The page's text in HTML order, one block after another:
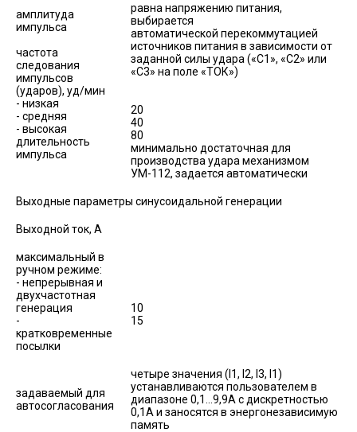
амплитуда
импульса
частота
следования
импульсов
(ударов), уд/мин
- низкая
- средняя
- высокая
длительность
импульса
равна напряжению питания,
выбирается
автоматической перекоммутацией
источников питания в зависимости от
заданной силы удара («С1», «С2» или
«С3» на поле «ТОК»)
20
40
80
минимально достаточная для
производства удара механизмом
УМ-112, задается автоматически
Выходные параметры синусоидальной генерации
Выходной ток, А
максимальный в
ручном режиме:
- непрерывная и
двухчастотная
генерация
-
кратковременные
посылки
10
15
задаваемый для
автосогласования
четыре значения (I1, I2, I3, I1)
устанавливаются пользователем в
диапазоне 0,1…9,9А с дискретностью
0,1А и заносятся в энергонезависимую
память